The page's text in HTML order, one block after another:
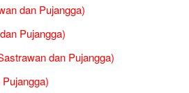
dan Pujangga)
Pujangga)
dan Pujangga)